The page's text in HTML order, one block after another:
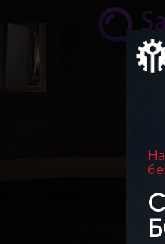
Перейти к основному содержанию